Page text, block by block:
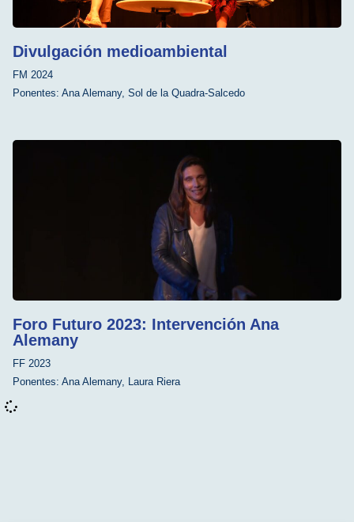
Divulgación medioambiental
FM 2024
Ponentes: Ana Alemany, Sol de la Quadra-Salcedo
Foro Futuro 2023: Intervención Ana
Alemany
FF 2023
Ponentes: Ana Alemany, Laura Riera